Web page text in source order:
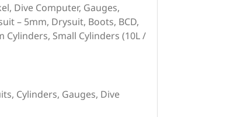
Dive Computer, Gauges,
– 5mm, Drysuit, Boots, BCD,
Cylinders, Small Cylinders (10L /
Cylinders, Gauges, Dive